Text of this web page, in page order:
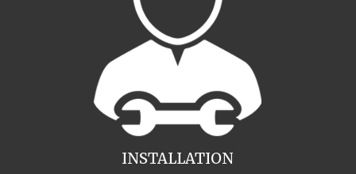
INSTALLATION